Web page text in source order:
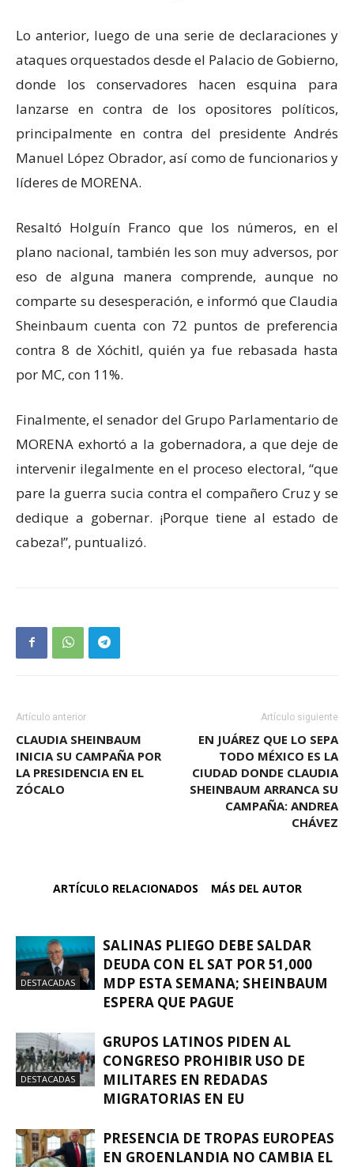
Lo anterior, luego de una serie de declaraciones y
ataques orquestados desde el Palacio de Gobierno,
donde los conservadores hacen esquina para
lanzarse en contra de los opositores políticos,
principalmente en contra del presidente Andrés
Manuel López Obrador, así como de funcionarios y
líderes de MORENA.
Resaltó Holguín Franco que los números, en el
plano nacional, también les son muy adversos, por
eso de alguna manera comprende, aunque no
comparte su desesperación, e informó que Claudia
Sheinbaum cuenta con 72 puntos de preferencia
contra 8 de Xóchitl, quién ya fue rebasada hasta
por MC, con 11%.
Finalmente, el senador del Grupo Parlamentario de
MORENA exhortó a la gobernadora, a que deje de
intervenir ilegalmente en el proceso electoral, “que
pare la guerra sucia contra el compañero Cruz y se
dedique a gobernar. ¡Porque tiene al estado de
cabeza!”, puntualizó.
Artículo anterior
CLAUDIA SHEINBAUM
INICIA SU CAMPAÑA POR
LA PRESIDENCIA EN EL
ZÓCALO
Artículo siguiente
EN JUÁREZ QUE LO SEPA
TODO MÉXICO ES LA
CIUDAD DONDE CLAUDIA
SHEINBAUM ARRANCA SU
CAMPAÑA: ANDREA
CHÁVEZ
ARTÍCULO RELACIONADOS MÁS DEL AUTOR
DESTACADAS
SALINAS PLIEGO DEBE SALDAR
DEUDA CON EL SAT POR 51,000
MDP ESTA SEMANA; SHEINBAUM
ESPERA QUE PAGUE
DESTACADAS
GRUPOS LATINOS PIDEN AL
CONGRESO PROHIBIR USO DE
MILITARES EN REDADAS
MIGRATORIAS EN EU
PRESENCIA DE TROPAS EUROPEAS
EN GROENLANDIA NO CAMBIA EL